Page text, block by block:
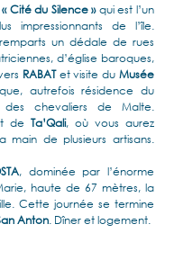
« Cité du Silence »qui est l’un
impressionnants de l’île.
un dédale de rues
d’église baroques,
RABATet visite du Musée
autrefois résidence du
chevaliers de Malte.
de Ta’Qali, où vous aurez
main de plusieurs artisans.
, dominée par l’énorme
haute de 67 mètres, la
Cette journée se termine
Anton. Dîner et logement.